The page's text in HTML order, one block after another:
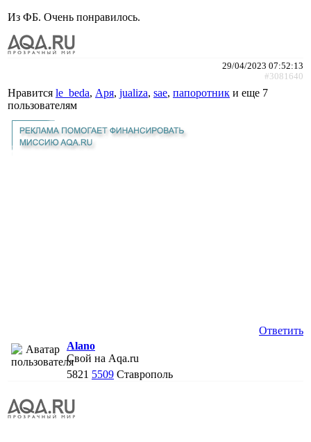
Из ФБ. Очень понравилось.
29/04/2023 07:52:13
#3081640
Нравится le_beda, Аря, jualiza, sae, папоротник и еще 7
пользователям
Ответить
Alano
Свой на Aqa.ru
5821 5509 Ставрополь